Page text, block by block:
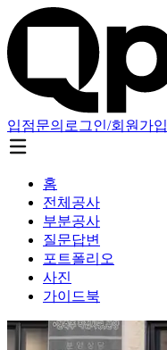
입점문의 로그인/회원가입
홈
전체공사
부분공사
질문답변
포트폴리오
사진
가이드북